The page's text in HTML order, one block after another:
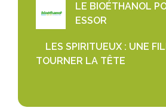
LE BIOÉTHANOL
ESSOR
LES SPIRITUEUX : UNE
TOURNER LA TÊTE